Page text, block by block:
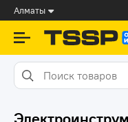
Алматы